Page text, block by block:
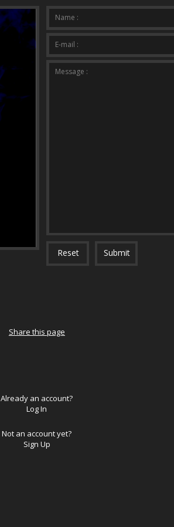
Your
Name :
E-mail :
Message :
Reset Submit
Share this page
Already an account?
Log In
Not an account yet?
Sign Up